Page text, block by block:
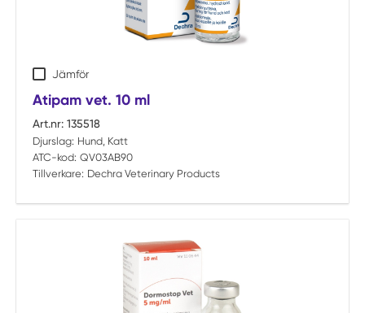
Jämför
Atipam vet. 10 ml
Art.nr: 135518
Djurslag: Hund, Katt
ATC-kod: QV03AB90
Tillverkare: Dechra Veterinary Products